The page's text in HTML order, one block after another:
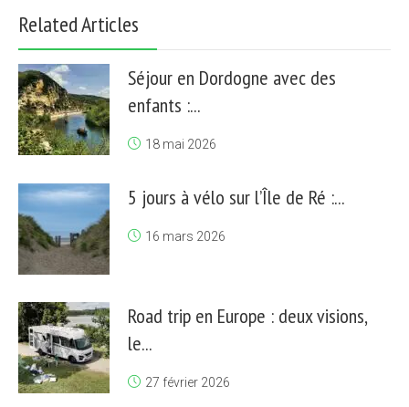
Related Articles
Séjour en Dordogne avec des
enfants :...
18 mai 2026
5 jours à vélo sur l’Île de Ré :...
16 mars 2026
Road trip en Europe : deux visions,
le...
27 février 2026